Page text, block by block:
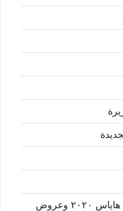
اخر اسعار ومواصفات ميكروباص تويوتا هاياس ٢٠٢٠ وعروض